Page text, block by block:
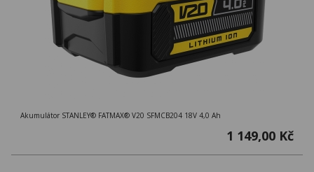
Akumulátor STANLEY® FATMAX® V20 SFMCB204 18V 4,0 Ah
1 149,00 Kč